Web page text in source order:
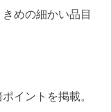
めの細かい品目
イントを掲載。